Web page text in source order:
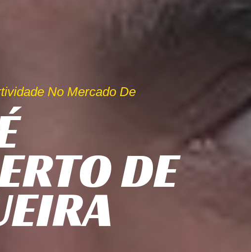
No Mercado De
DE